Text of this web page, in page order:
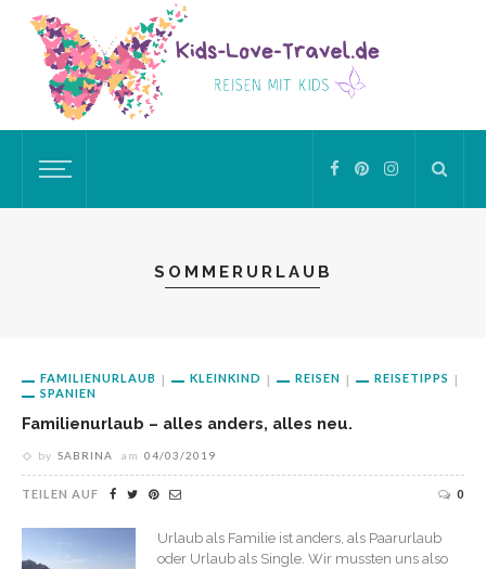
SOMMERURLAUB
FAMILIENURLAUB KLEINKIND REISEN
REISETIPPS
SPANIEN
Familienurlaub – alles anders, alles neu.
by SABRINA am 04/03/2019
TEILEN AUF 0
Urlaub als Familie ist anders, als Paarurlaub
oder Urlaub als Single. Wir mussten uns also